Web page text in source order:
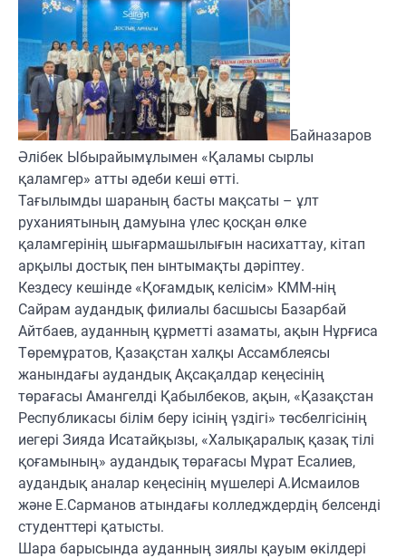
Байназаров
Әлібек Ыбырайымұлымен «Қаламы сырлы
қаламгер» атты әдеби кеші өтті.
Тағылымды шараның басты мақсаты – ұлт
руханиятының дамуына үлес қосқан өлке
қаламгерінің шығармашылығын насихаттау, кітап
арқылы достық пен ынтымақты дәріптеу.
Кездесу кешінде «Қоғамдық келісім» КММ-нің
Сайрам аудандық филиалы басшысы Базарбай
Айтбаев, ауданның құрметті азаматы, ақын Нұрғиса
Төремұратов, Қазақстан халқы Ассамблеясы
жанындағы аудандық Ақсақалдар кеңесінің
төрағасы Амангелді Қабылбеков, ақын, «Қазақстан
Республикасы білім беру ісінің үздігі» төсбелгісінің
иегері Зияда Исатайқызы, «Халықаралық қазақ тілі
қоғамының» аудандық төрағасы Мұрат Есалиев,
аудандық аналар кеңесінің мүшелері А.Исмаилов
және Е.Сарманов атындағы колледждердің белсенді
студенттері қатысты.
Шара барысында ауданның зиялы қауым өкілдері